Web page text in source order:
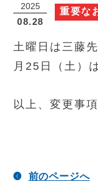
2025
08.28
重要な
土曜日は三藤
月25日（土）
以上、変更事
前のページへ